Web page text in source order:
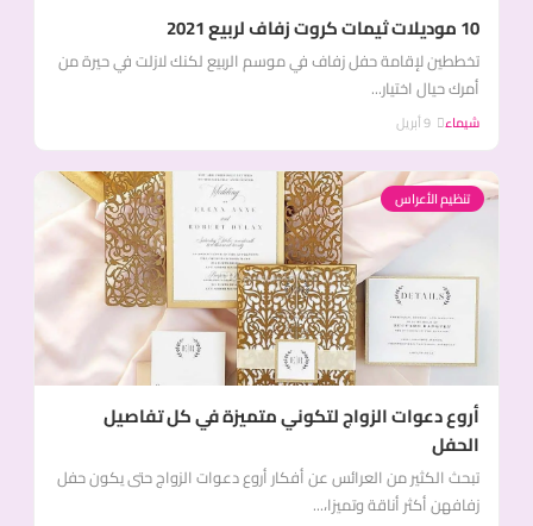
10 موديلات ثيمات كروت زفاف لربيع 2021
تخططين لإقامة حفل زفاف في موسم الربيع لكنك لازلت في حيرة من
أمرك حيال اختيار...
شيماء
تنظيم الأعراس
أروع دعوات الزواج لتكوني متميزة في كل تفاصيل
الحفل
تبحث الكثير من العرائس عن أفكار أروع دعوات الزواج حتى يكون حفل
زفافهن أكثر أناقة وتميزا،...